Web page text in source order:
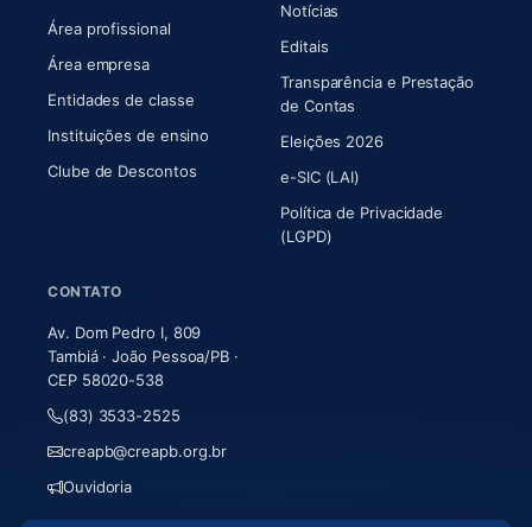
Área profissional
Área empresa
Entidades de classe
Instituições de ensino
Clube de Descontos
Notícias
Editais
Transparência e Prestação
de Contas
Eleições 2026
e-SIC (LAI)
Política de Privacidade
(LGPD)
CONTATO
Av. Dom Pedro I, 809
Tambiá · João Pessoa/PB ·
CEP 58020-538
(83) 3533-2525
creapb@creapb.org.br
Ouvidoria